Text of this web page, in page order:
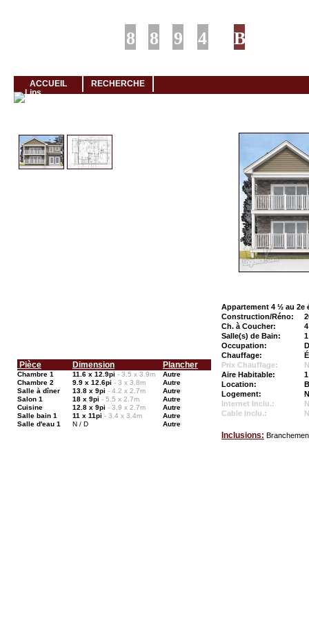
ACCUEIL RECHERCHE
Pièce Dimension Plancher
Chambre 1 11.6 x 12.9pi - 3.5 x 3.9m
Autre
Chambre 2
9.9 x 12.6pi - 3 x 3.8m
Autre
Salle à dîner
13.8 x 9pi - 4.2 x 2.7m
Autre
Salon 1
18 x 9pi - 5.5 x 2.7m
Autre
Cuisine
12.8 x 9pi - 3.9 x 2.7m
Autre
Salle bain 1
11 x 11pi - 3.4 x 3.4m
Autre
Salle d'eau 1
N / D Autre
Appartement 4 ½ au 2e
Construction/Réno:
Ch. à Coucher:
4
Salle(s) de Bain:
1
Occupation:
Chauffage:
Prix Chauffage:
Aire Habitable:
Location:
Logement:
Internet Inclu.:
Cable Inclu.:
Inclusions: